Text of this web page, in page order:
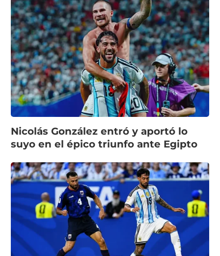
Nicolás González entró y aportó lo
suyo en el épico triunfo ante Egipto